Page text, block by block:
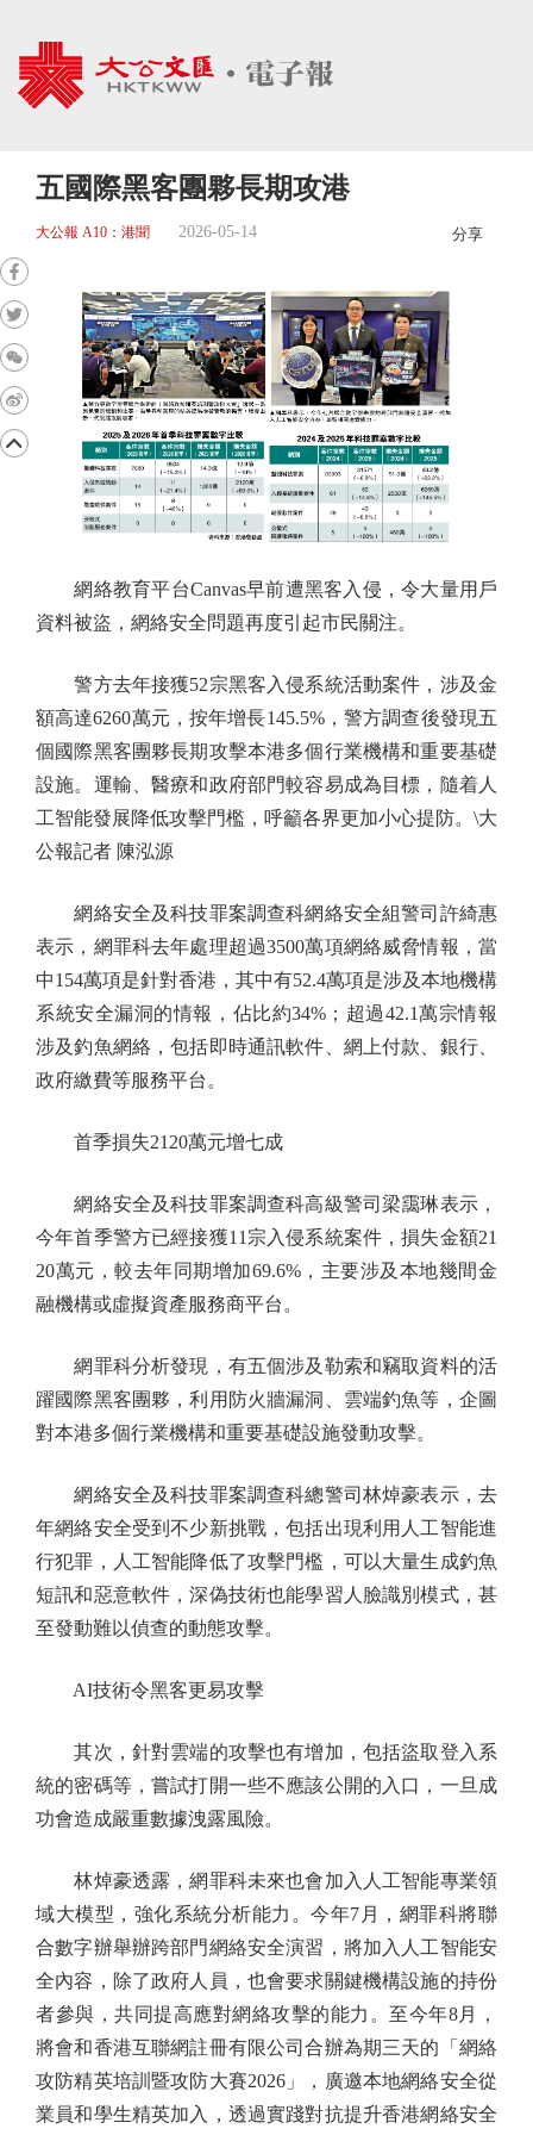
五國際黑客團夥長期攻港
大公報 A10：港聞 2026-05-14 分享
網絡教育平台Canvas早前遭黑客入侵，令大量用戶
資料被盜，網絡安全問題再度引起市民關注。
警方去年接獲52宗黑客入侵系統活動案件，涉及金
額高達6260萬元，按年增長145.5%，警方調查後發現五
個國際黑客團夥長期攻擊本港多個行業機構和重要基礎
設施。運輸、醫療和政府部門較容易成為目標，隨着人
工智能發展降低攻擊門檻，呼籲各界更加小心提防。\大
公報記者 陳泓源
網絡安全及科技罪案調查科網絡安全組警司許綺惠
表示，網罪科去年處理超過3500萬項網絡威脅情報，當
中154萬項是針對香港，其中有52.4萬項是涉及本地機構
系統安全漏洞的情報，佔比約34%；超過42.1萬宗情報
涉及釣魚網絡，包括即時通訊軟件、網上付款、銀行、
政府繳費等服務平台。
首季損失2120萬元增七成
網絡安全及科技罪案調查科高級警司梁靄琳表示，
今年首季警方已經接獲11宗入侵系統案件，損失金額21
20萬元，較去年同期增加69.6%，主要涉及本地幾間金
融機構或虛擬資產服務商平台。
網罪科分析發現，有五個涉及勒索和竊取資料的活
躍國際黑客團夥，利用防火牆漏洞、雲端釣魚等，企圖
對本港多個行業機構和重要基礎設施發動攻擊。
網絡安全及科技罪案調查科總警司林焯豪表示，去
年網絡安全受到不少新挑戰，包括出現利用人工智能進
行犯罪，人工智能降低了攻擊門檻，可以大量生成釣魚
短訊和惡意軟件，深偽技術也能學習人臉識別模式，甚
至發動難以偵查的動態攻擊。
AI技術令黑客更易攻擊
其次，針對雲端的攻擊也有增加，包括盜取登入系
統的密碼等，嘗試打開一些不應該公開的入口，一旦成
功會造成嚴重數據洩露風險。
林焯豪透露，網罪科未來也會加入人工智能專業領
域大模型，強化系統分析能力。今年7月，網罪科將聯
合數字辦舉辦跨部門網絡安全演習，將加入人工智能安
全內容，除了政府人員，也會要求關鍵機構設施的持份
者參與，共同提高應對網絡攻擊的能力。至今年8月，
將會和香港互聯網註冊有限公司合辦為期三天的「網絡
攻防精英培訓暨攻防大賽2026」，廣邀本地網絡安全從
業員和學生精英加入，透過實踐對抗提升香港網絡安全